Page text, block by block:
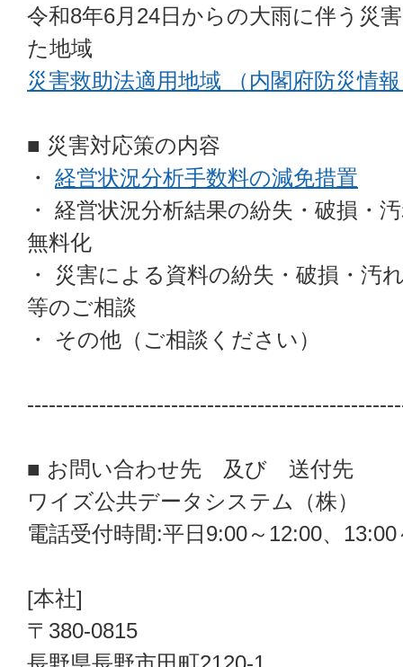
令和8年6月24日からの大雨に伴う災
た地域
災害救助法適用地域 （内閣府防災情
■ 災害対応策の内容
・ 経営状況分析手数料の減免措置
・ 経営状況分析結果の紛失・破損・
無料化
・ 災害による資料の紛失・破損・汚
等のご相談
・ その他（ご相談ください）
■ お問い合わせ先 及び 送付先
ワイズ公共データシステム（株）
電話受付時間:平日9:00～12:00、13:00
[本社]
〒380-0815